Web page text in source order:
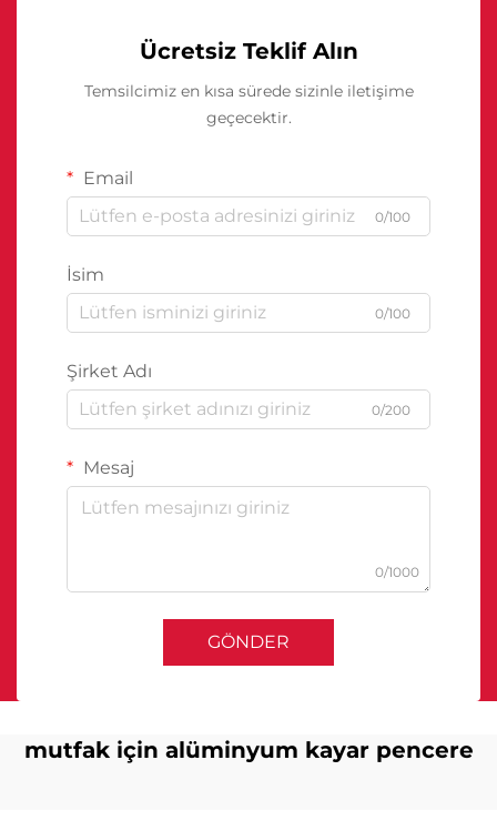
Ücretsiz Teklif Alın
Temsilcimiz en kısa sürede sizinle iletişime
geçecektir.
Email
0/100
İsim
0/100
Şirket Adı
0/200
Mesaj
0/1000
GÖNDER
mutfak için alüminyum kayar pencere